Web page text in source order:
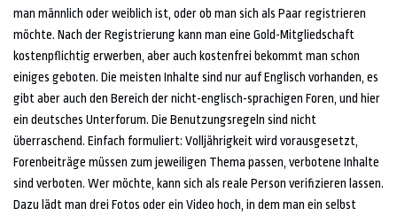
man männlich oder weiblich ist, oder ob man sich als Paar registrieren
möchte. Nach der Registrierung kann man eine Gold-Mitgliedschaft
kostenpflichtig erwerben, aber auch kostenfrei bekommt man schon
einiges geboten. Die meisten Inhalte sind nur auf Englisch vorhanden, es
gibt aber auch den Bereich der nicht-englisch-sprachigen Foren, und hier
ein deutsches Unterforum. Die Benutzungsregeln sind nicht
überraschend. Einfach formuliert: Volljährigkeit wird vorausgesetzt,
Forenbeiträge müssen zum jeweiligen Thema passen, verbotene Inhalte
sind verboten. Wer möchte, kann sich als reale Person verifizieren lassen.
Dazu lädt man drei Fotos oder ein Video hoch, in dem man ein selbst